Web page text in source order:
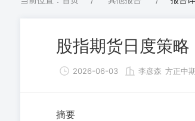
股指期货日度策略
2026-06-03 李彦森 方正中期
摘要